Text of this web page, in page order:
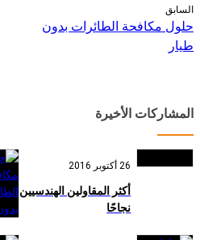
السابق
حلول مكافحة الطائرات بدون
طيار
المشاركات الأخيرة
26 أكتوبر 2016
أكثر المقاولين الهندسيين
نجاحًا